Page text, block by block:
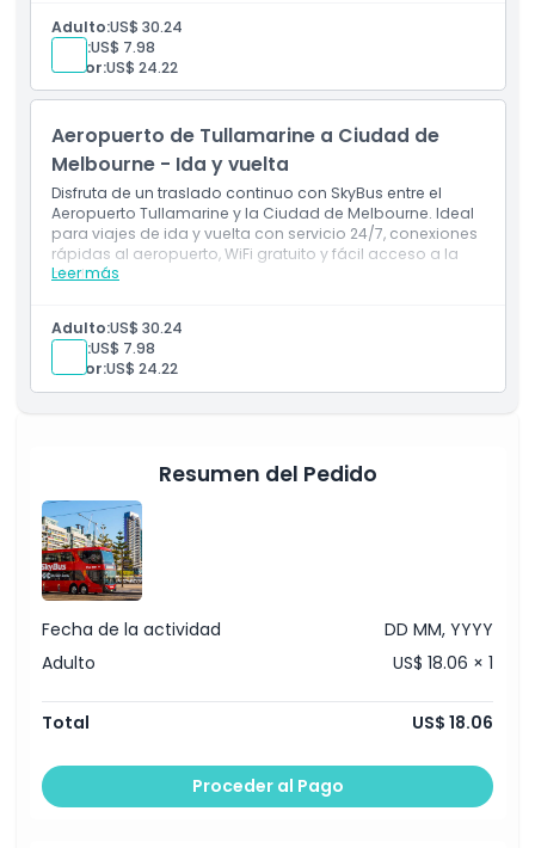
Traslados entre el Aeropuerto Tullamarine de
Melbourne y la Ciudad de Melbourne
WiFi GRATIS a bordo
Adulto:US$ 30.24
Niño:US$ 7.98
Senior:US$ 24.22
Aeropuerto de Tullamarine a Ciudad de
Melbourne - Ida y vuelta
Disfruta de un traslado continuo con SkyBus entre el
Aeropuerto Tullamarine y la Ciudad de Melbourne. Ideal
para viajes de ida y vuelta con servicio 24/7, conexiones
rápidas al aeropuerto, WiFi gratuito y fácil acceso a la
ciudad.
Leer más
Traslados entre el Aeropuerto Tullamarine de
Melbourne y la Ciudad de Melbourne
WiFi GRATUITO a bordo
Adulto:US$ 30.24
Niño:US$ 7.98
Senior:US$ 24.22
Resumen del Pedido
Fecha de la actividad
DD MM, YYYY
Adulto
US$ 18.06 × 1
Total US$ 18.06
Proceder al Pago